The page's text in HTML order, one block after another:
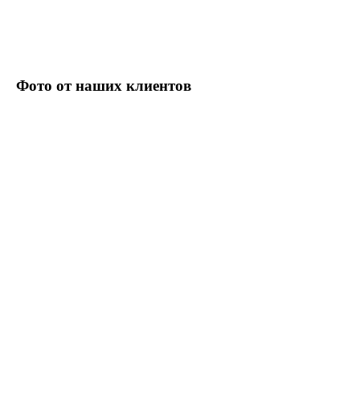
Фото от наших клиентов